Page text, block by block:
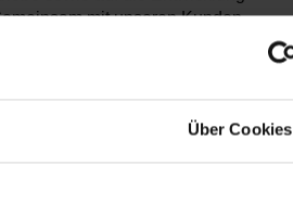
Über Cookies
mit unseren Kunden
2024?
dass wir auch 2024 wieder
Produkte sind in